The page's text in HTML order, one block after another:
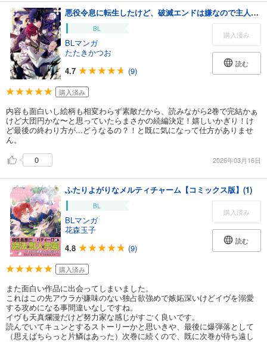
悪役令息に転生したけど、破滅エンドは嫌なので主人公を育てます【電子単行本】2巻
BL
BLマンガ
たたきかつお
4.7
(9)
購入済み
読む
購入済み
内容も面白いし絵柄も相変わらず素敵だから、読みながら2巻で完結かぁ
けど大団円かな〜と思っていたらまさかの続編決定！嬉しいかぎり！け
ど最後の終わり方が...どうなるの？！と既に気になって仕方がありませ
ん。
0
2026年03月16日
ふたりよがりなメルティチャーム【コミックス版】(1)
BL
BLマンガ
花森玉子
4.8
(9)
購入済み
読む
購入済み
また面白い作品に出会ってしまいました。
これはこの先アウラが嫌味のない独占欲強めで嫉妬深いけどイヴを溺愛
する攻めになる事間違いなしですね。
イヴも天真爛漫だけど努力家な感じがすごく良いです。
読んでいてキュンとするストーリーかと思いきや、最後に爆弾落として
（思えばちらっと片鱗はあった）次巻に続くので、既に次巻が待ち遠し